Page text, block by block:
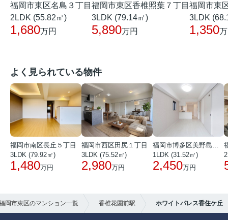
福岡市東区名島３丁目
2LDK (55.82㎡)
1,680万円
福岡市東区香椎照葉７丁目
3LDK (79.14㎡)
5,890万円
福岡市東
3LDK
1,350
よく見られている物件
福岡市南区長丘５丁目
3LDK (79.92㎡)
1,480万円
福岡市西区田尻１丁目
3LDK (75.52㎡)
2,980万円
1LDK (31.52㎡)
2,450万円
岡市東区のマンション一覧 香椎花園前駅 ホワイトパレス香住ケ丘